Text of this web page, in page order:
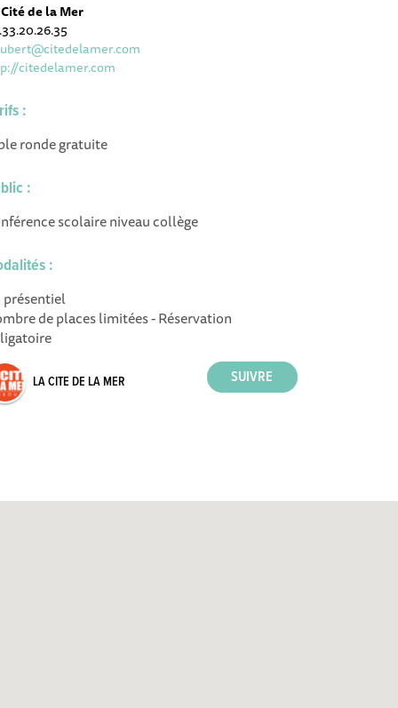
de la Mer
citedelamer.com
:
ronde gratuite
:
scolaire niveau collège
:
présentiel
de places limitées - Réservation
LA CITE DE LA MER